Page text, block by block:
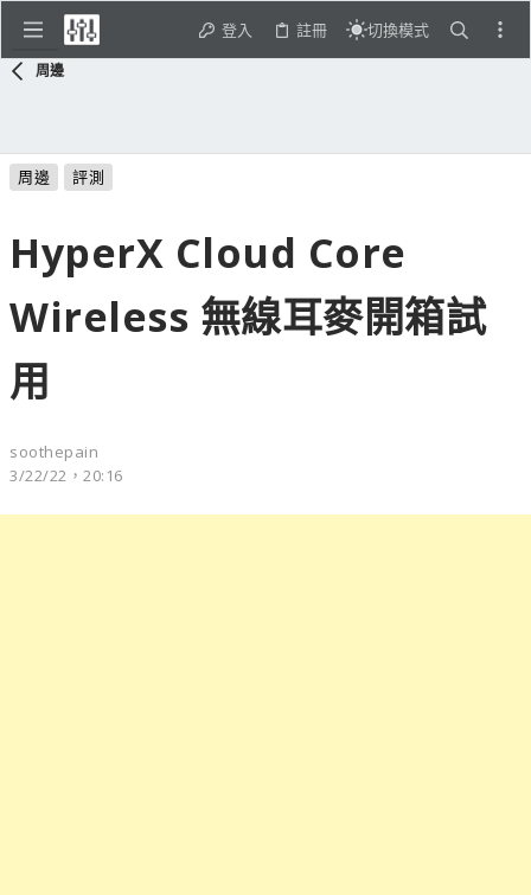
登入 註冊 切換模式
周邊
周邊 評測
HyperX Cloud Core
Wireless 無線耳麥開箱試
用
soothepain
3/22/22，20:16